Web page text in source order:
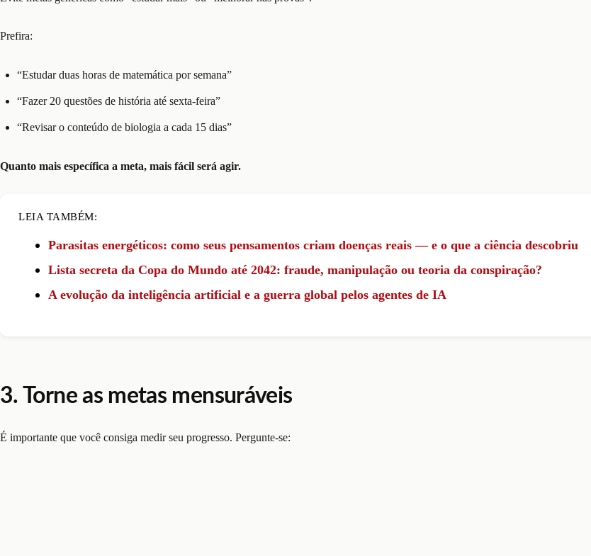
Prefira:
“Estudar duas horas de matemática por semana”
“Fazer 20 questões de história até sexta-feira”
“Revisar o conteúdo de biologia a cada 15 dias”
Quanto mais específica a meta, mais fácil será agir.
LEIA TAMBÉM:
Parasitas energéticos: como seus pensamentos criam doenças reais — e o que a ciência descobriu
Lista secreta da Copa do Mundo até 2042: fraude, manipulação ou teoria da conspiração?
A evolução da inteligência artificial e a guerra global pelos agentes de IA
3. Torne as metas mensuráveis
É importante que você consiga medir seu progresso. Pergunte-se: